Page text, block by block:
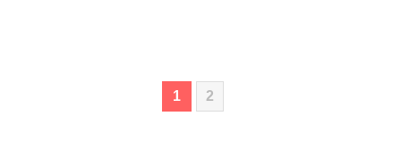
1 (current)
2